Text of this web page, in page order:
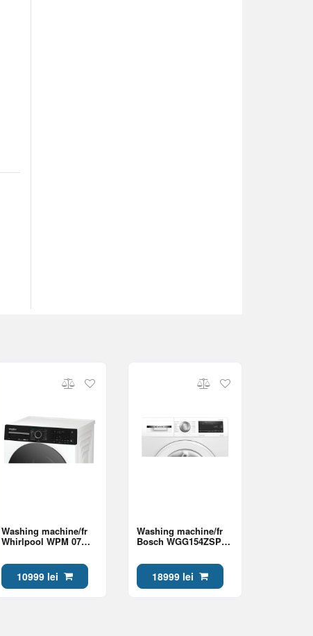
Washing machine/fr
Whirlpool WPM 07W
10999 lei
Washing machine/fr
Bosch WGG154ZSPL
18999 lei